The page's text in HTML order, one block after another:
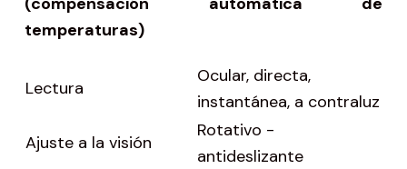
temperaturas)
Lectura
Ocular, directa,
instantánea, a contraluz
Ajuste a la visión
Rotativo -
antideslizante